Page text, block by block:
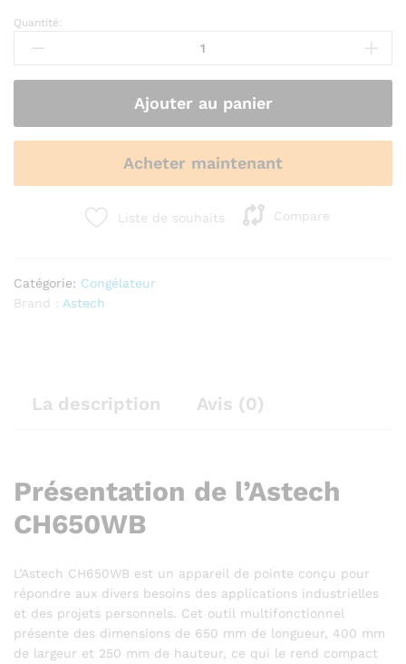
ASTECH
CH650WB
Quantité:
Ajouter au panier
Acheter maintenant
Liste de souhaits Compare
Catégorie: Congélateur
Brand : Astech
La description Avis (0)
Présentation de l’Astech
CH650WB
L’Astech CH650WB est un appareil de pointe conçu pour
répondre aux divers besoins des applications industrielles
et des projets personnels. Cet outil multifonctionnel
présente des dimensions de 650 mm de longueur, 400 mm
de largeur et 250 mm de hauteur, ce qui le rend compact